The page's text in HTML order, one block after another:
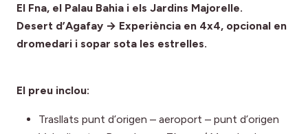
El Fna, el Palau Bahia i els Jardins Majorelle.
Desert d’Agafay → Experiència en 4x4, opcional en
dromedari i sopar sota les estrelles.
El preu inclou:
Trasllats punt d’origen – aeroport – punt d’origen